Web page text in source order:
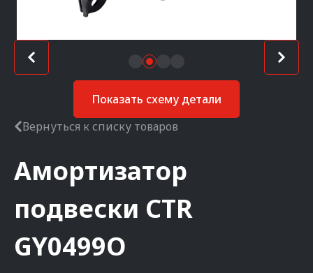
Показать схему детали
Вернуться к списку товаров
Амортизатор
подвески CTR
GY0499O